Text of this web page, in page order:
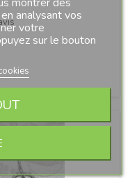
analysant vos
votre
sur le bouton